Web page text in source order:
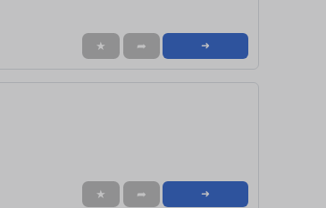
★ ➦ ➜
★ ➦ ➜